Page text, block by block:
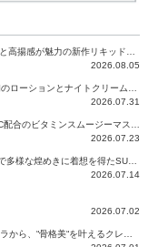
2026.08.05
2026.07.31
2026.07.23
2026.07.14
2026.07.02